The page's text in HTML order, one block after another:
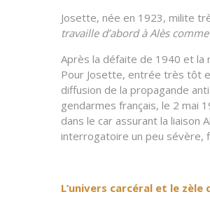
Josette, née en 1923, milite
travaille d’abord à Alès
Après la défaite de 1940 et la
Pour Josette, entrée très tôt
diffusion de la propagande
gendarmes français, le 2 mai
dans le car assurant la liaison
interrogatoire un peu sévère,
L’univers carcéral et le zèle